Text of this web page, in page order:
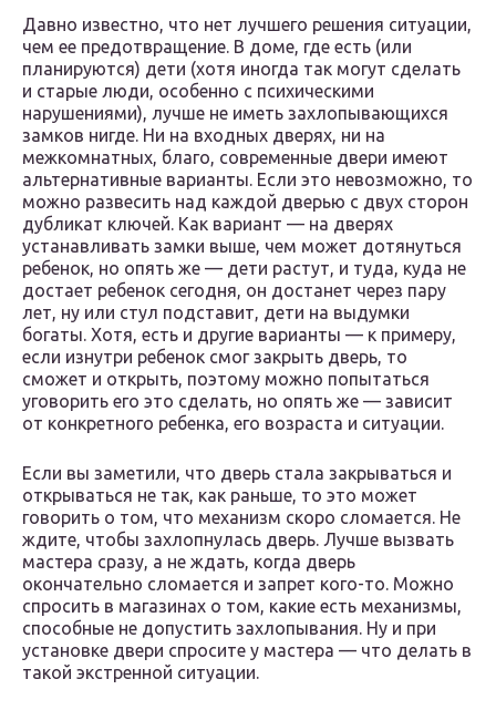
Давно известно, что нет лучшего решения ситуации,
чем ее предотвращение. В доме, где есть (или
планируются) дети (хотя иногда так могут сделать
и старые люди, особенно с психическими
нарушениями), лучше не иметь захлопывающихся
замков нигде. Ни на входных дверях, ни на
межкомнатных, благо, современные двери имеют
альтернативные варианты. Если это невозможно, то
можно развесить над каждой дверью с двух сторон
дубликат ключей. Как вариант — на дверях
устанавливать замки выше, чем может дотянуться
ребенок, но опять же — дети растут, и туда, куда не
достает ребенок сегодня, он достанет через пару
лет, ну или стул подставит, дети на выдумки
богаты. Хотя, есть и другие варианты — к примеру,
если изнутри ребенок смог закрыть дверь, то
сможет и открыть, поэтому можно попытаться
уговорить его это сделать, но опять же — зависит
от конкретного ребенка, его возраста и ситуации.
Если вы заметили, что дверь стала закрываться и
открываться не так, как раньше, то это может
говорить о том, что механизм скоро сломается. Не
ждите, чтобы захлопнулась дверь. Лучше вызвать
мастера сразу, а не ждать, когда дверь
окончательно сломается и запрет кого-то. Можно
спросить в магазинах о том, какие есть механизмы,
способные не допустить захлопывания. Ну и при
установке двери спросите у мастера — что делать в
такой экстренной ситуации.